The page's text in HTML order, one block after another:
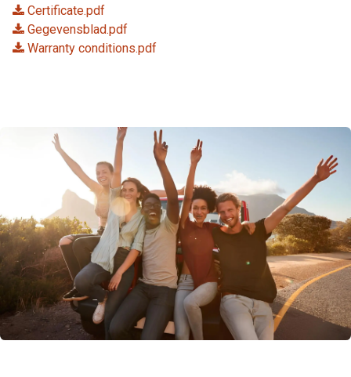
Certificate.pdf
Gegevensblad.pdf
Warranty conditions.pdf